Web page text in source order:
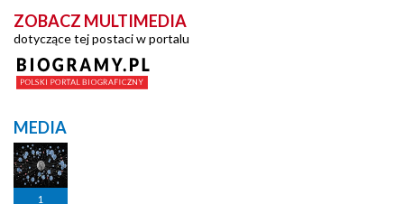
ZOBACZ MULTIMEDIA
dotyczące tej postaci w portalu
MEDIA
1